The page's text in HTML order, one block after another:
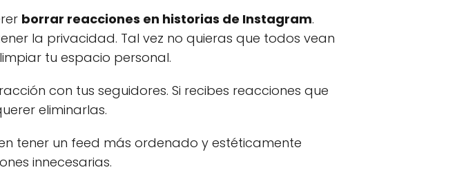
borrar reacciones en historias de Instagram.
la privacidad. Tal vez no quieras que todos vean
tu espacio personal.
con tus seguidores. Si recibes reacciones que
eliminarlas.
tener un feed más ordenado y estéticamente
innecesarias.